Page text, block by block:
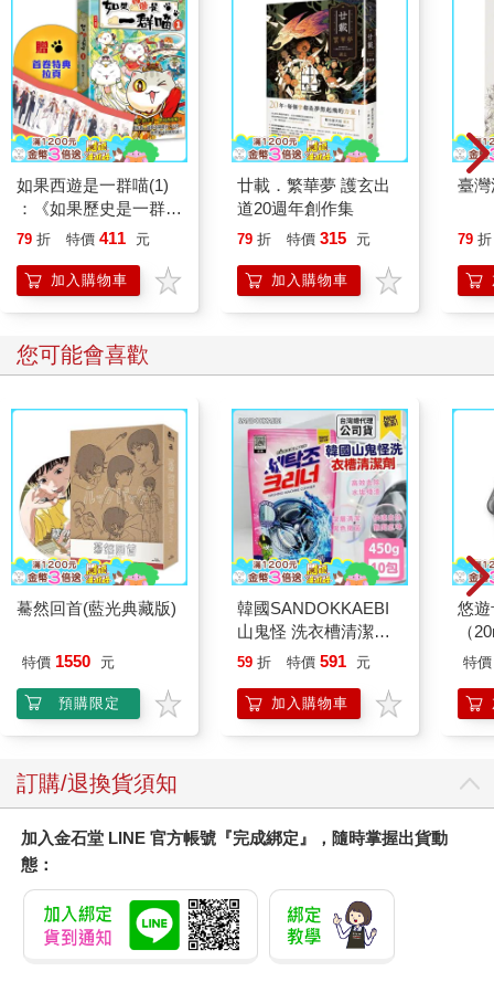
如果西遊是一群喵(1)
：《如果歷史是一群
喵》作者最新力作，附
79 折 特價 411 元
加入購物車
廿載．繁華夢 護玄出
道20週年創作集
79 折 特價 315 元
加入購物車
臺
79 折
您可能會喜歡
驀然回首(藍光典藏版)
特價 1550 元
預購限定
韓國SANDOKKAEBI
山鬼怪 洗衣槽清潔劑
450公克-10包組
59 折 特價 591 元
加入購物車
悠
（
特價
訂購/退換貨須知
加入金石堂 LINE 官方帳號『完成綁定』，隨時掌握出貨動
態：